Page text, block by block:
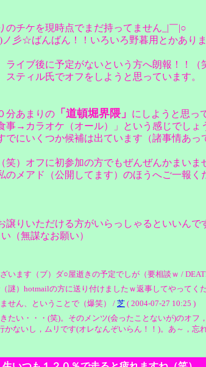
のチケを現時点でまだ持ってません_|￣|○
彡☆ばんばん！！いろいろ野暮用とかありま
イブ後に予定がないという方へ朗報！！（
ティル氏でオフをしようと思っています。
分あまりの 「道頓堀界隈」
にしようと思っ
→カラオケ（オール）」という感じでしょ
にいくつか候補は出ています（諸事情あっ
）オフに初参加の方でもぜんぜんかまいま
のメアド（公開してます）のほうへご一報
譲りいただける方がいらっしゃるといいんで
（無謀なお願い）
います（ブ）ダ○屋逝きの予定でしが（要相談ｗ /
謎）hotmailの方に送り付けましたｗ返事してやってく
せん、ということで（爆笑） / 芝 ( 2004-07-27 10:25 )
たい・・・(笑)。そのメンツ(会ったことないが)のオ
かないし，ムリです(オレなんぞいらん！！)。あ～，